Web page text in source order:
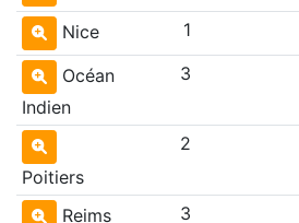
Nice 1
Océan
Indien
3
Poitiers
2
Reims 3